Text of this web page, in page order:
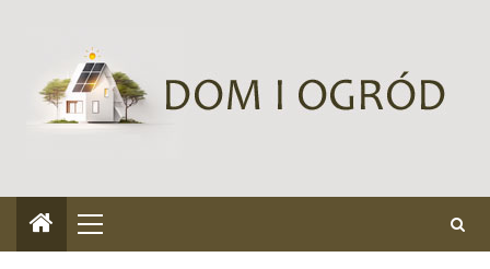
Menu
główne